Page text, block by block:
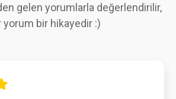
gelen yorumlarla değerlendirilir,
yorum bir hikayedir :)